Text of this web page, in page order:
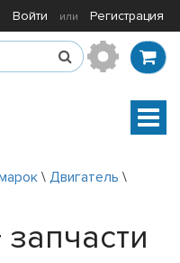
Войти или Регистрация
\ Двигатель \